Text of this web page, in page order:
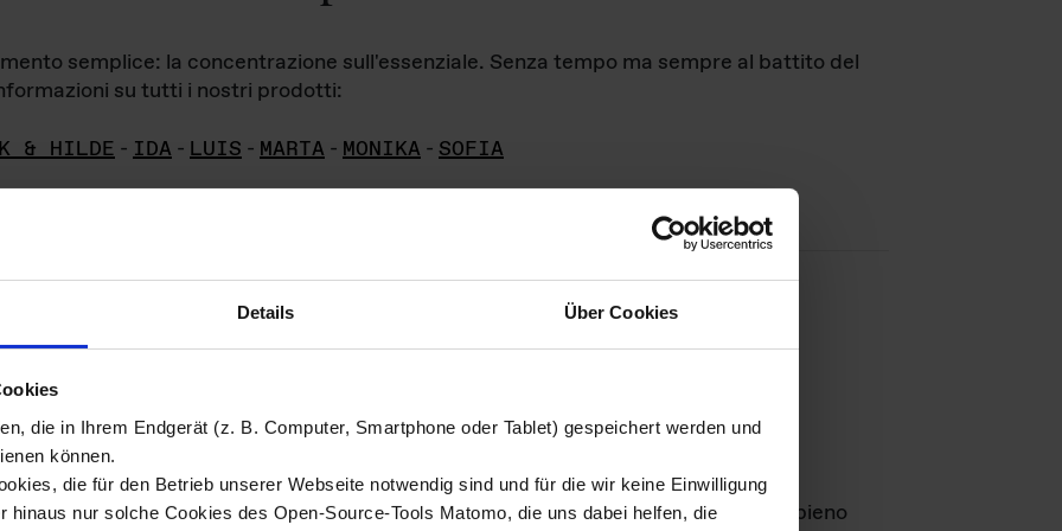
Details Über Cookies
die in Ihrem Endgerät (z. B. Computer, Smartphone oder Tablet) gespeichert werden und
können.
die für den Betrieb unserer Webseite notwendig sind und für die wir keine Einwilligung
hinaus nur solche Cookies des Open-Source-Tools Matomo, die uns dabei helfen, die
semplice: la concentrazione sull'essenziale. Senza tempo ma sempre al battito del
su tutti i nostri prodotti:
& HILDE - IDA - LUIS - MARTA - MONIKA - SOFIA
di immagini
materiale fotografico sono detenuti daDas ganze LebenGmbH e rimangono in pieno